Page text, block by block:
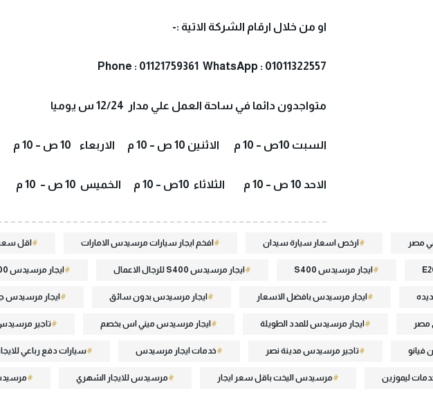
او من خلال ارقام الشركة الاتية :-
Phone : 01121759361 WhatsApp : 01011322557
متواجدون دائما في ساحة العمل علي مدار 12/24 س يوميا
السبت 10ص – 10 م الاثنين 10 ص – 10 م الاربعاء 10 ص – 10 م
الاحد 10 ص – 10 م الثلاثاء 10ص – 10 م الخميس 10 ص – 10 م
مصر ارخص اسعار سيارة سيدان افخم ايجار سيارات مرسيدس الامارات اقل سعر
ايجار مرسيدس S400 ايجار مرسيدس S400 للرجال الاعمال ايجار مرسيدس s400&s500
ايجار مرسيدس بافضل الاسعار ايجار مرسيدس بدون سائق ايجار مرسيدس
مصر ايجار مرسيدس للمدد الطويلة ايجار مرسيدس ميني اس بخصم تاجير مرسيدس 2022 في
فيانو تاجير مرسيدس مدينة نصر خدمات ايجار مرسيدس سيارات دفع رباعي
ليموزين مرسيدس اليخت باقل سعر ايجار مرسيدس للايجار الشهري